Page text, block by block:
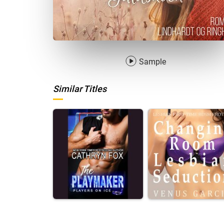
Sample
Similar Titles